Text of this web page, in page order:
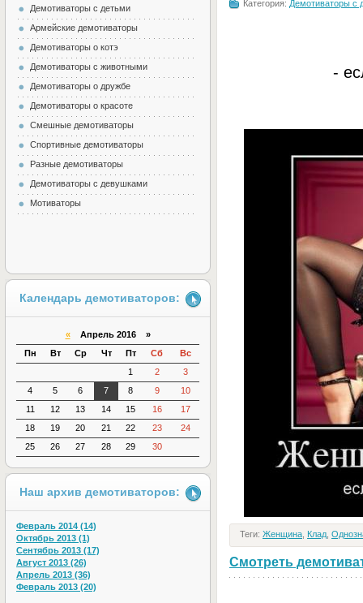
Категория: Демотиваторы с
-
Теги: Женщина Клад
Смотреть
Демотиваторы с детьми
Армейские демотиваторы
Демотиваторы о котэ
Демотиваторы с животными
Демотиваторы о дружбе
Демотиваторы о красоте
Смешные демотиваторы
Спортивные демотиваторы
Разные демотиваторы
Демотиваторы с девушками
Мотиваторы
Календарь демотиваторов:
«Апрель 2016 »
Пн
Вт Ср Чт Пт Сб
Вс
1
2
3
4
5 6 7 8 9
10
11
12 13 14 15 16
17
18
19 20 21 22 23
24
25
26 27 28 29 30
Наш архив демотиваторов:
Февраль 2014 (14)
Октябрь 2013 (1)
Сентябрь 2013 (17)
Август 2013 (26)
Апрель 2013 (36)
Февраль 2013 (20)